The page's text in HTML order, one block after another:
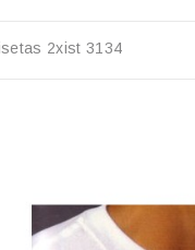
2xist 3134